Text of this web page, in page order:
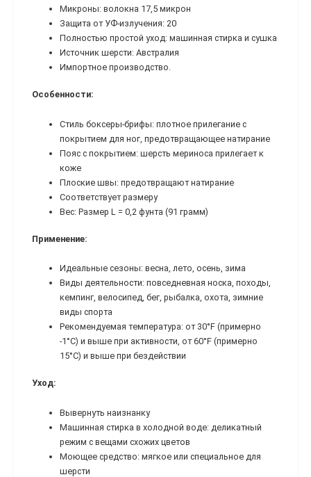
Микроны: волокна 17,5 микрон
Защита от УФ-излучения: 20
Полностью простой уход: машинная стирка и сушка
Источник шерсти: Австралия
Импортное производство.
Особенности:
Стиль боксеры-брифы: плотное прилегание с
покрытием для ног, предотвращающее натирание
Пояс с покрытием: шерсть мериноса прилегает к
коже
Плоские швы: предотвращают натирание
Соответствует размеру
Вес: Размер L = 0,2 фунта (91 грамм)
Применение:
Идеальные сезоны: весна, лето, осень, зима
Виды деятельности: повседневная носка, походы,
кемпинг, велосипед, бег, рыбалка, охота, зимние
виды спорта
Рекомендуемая температура: от 30°F (примерно
-1°C) и выше при активности, от 60°F (примерно
15°C) и выше при бездействии
Уход:
Вывернуть наизнанку
Машинная стирка в холодной воде: деликатный
режим с вещами схожих цветов
Моющее средство: мягкое или специальное для
шерсти